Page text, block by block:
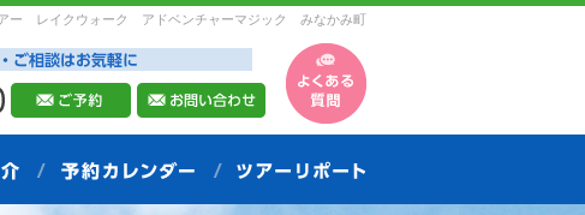
レイクウォーク アドベンチャーマジック みなかみ町